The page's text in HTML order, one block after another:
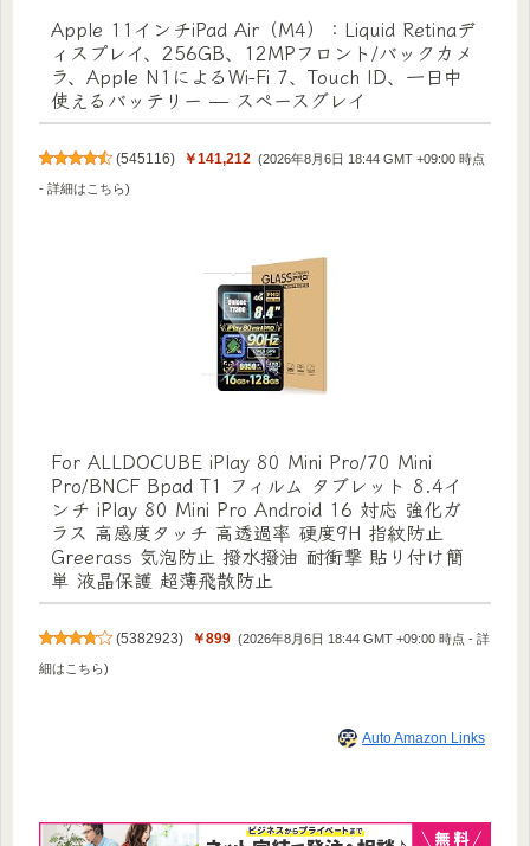
Apple 11インチiPad Air（M4）：Liquid Retinaデ
ィスプレイ、256GB、12MPフロント/バックカメ
ラ、Apple N1によるWi-Fi 7、Touch ID、一日中
使えるバッテリー — スペースグレイ
(545116) ￥141,212 (2026年8月6日 18:44 GMT +09:00 時点
- 詳細はこちら)
For ALLDOCUBE iPlay 80 Mini Pro/70 Mini
Pro/BNCF Bpad T1 フィルム タブレット 8.4イ
ンチ iPlay 80 Mini Pro Android 16 対応 強化ガ
ラス 高感度タッチ 高透過率 硬度9H 指紋防止
Greerass 気泡防止 撥水撥油 耐衝撃 貼り付け簡
単 液晶保護 超薄飛散防止
(5382923) ￥899 (2026年8月6日 18:44 GMT +09:00 時点 -詳
細はこちら)
Auto Amazon Links